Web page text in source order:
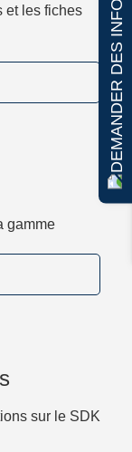
et les fiches
gamme​
sur le SDK